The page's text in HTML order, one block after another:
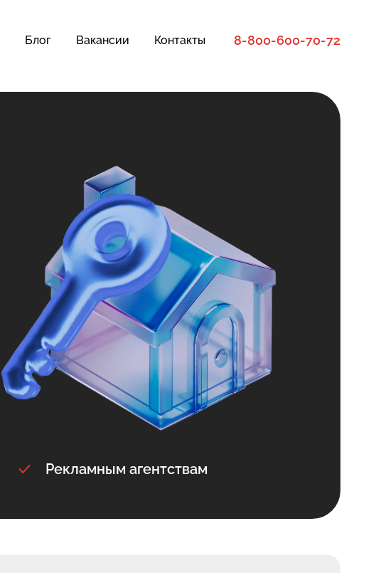
Блог Вакансии Контакты 8-800-600-70-72
Рекламным агентствам